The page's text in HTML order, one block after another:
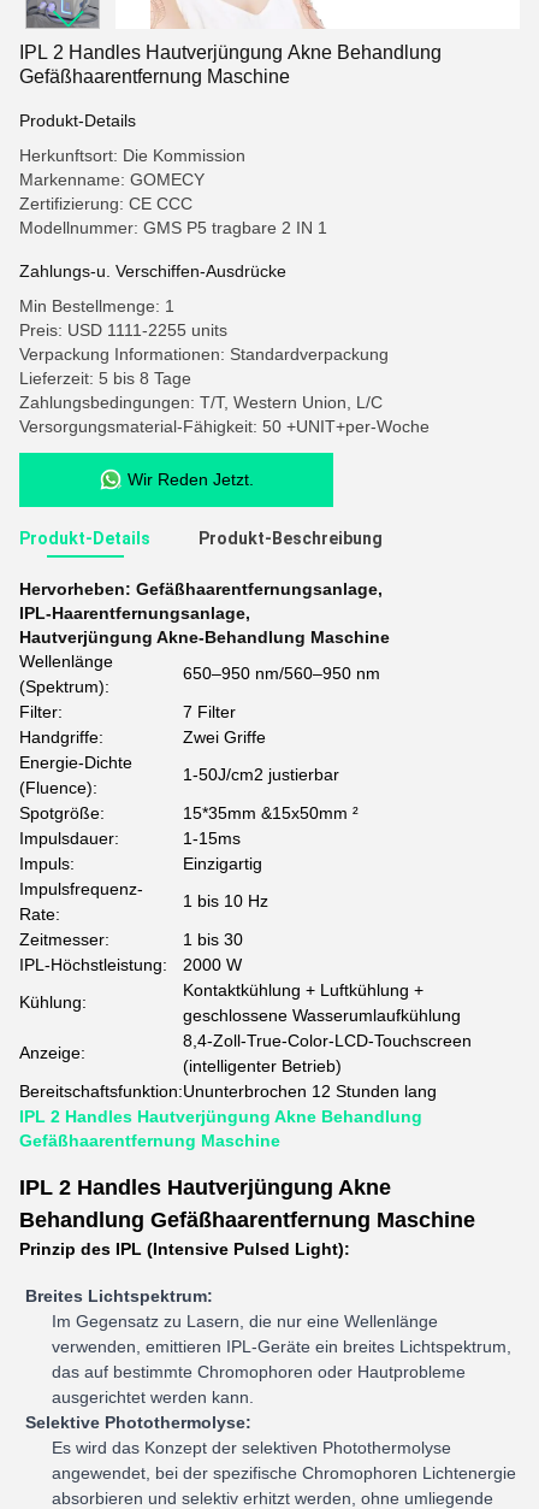
IPL 2 Handles Hautverjüngung Akne Behandlung
Gefäßhaarentfernung Maschine
Produkt-Details
Herkunftsort: Die Kommission
Markenname: GOMECY
Zertifizierung: CE CCC
Modellnummer: GMS P5 tragbare 2 IN 1
Zahlungs-u. Verschiffen-Ausdrücke
Min Bestellmenge: 1
Preis: USD 1111-2255 units
Verpackung Informationen: Standardverpackung
Lieferzeit: 5 bis 8 Tage
Zahlungsbedingungen: T/T, Western Union, L/C
Versorgungsmaterial-Fähigkeit: 50 +UNIT+per-Woche
Wir Reden Jetzt.
Produkt-Details Produkt-Beschreibung
Hervorheben: Gefäßhaarentfernungsanlage,
IPL-Haarentfernungsanlage,
Hautverjüngung Akne-Behandlung Maschine
Wellenlänge
(Spektrum):
650–950 nm/560–950 nm
Filter:
7 Filter
Handgriffe:
Zwei Griffe
Energie-Dichte
(Fluence):
1-50J/cm2 justierbar
Spotgröße:
15*35mm &15x50mm ²
Impulsdauer:
1-15ms
Impuls:
Einzigartig
Impulsfrequenz-
Rate:
1 bis 10 Hz
Zeitmesser:
1 bis 30
IPL-Höchstleistung:
2000 W
Kühlung:
Kontaktkühlung + Luftkühlung +
geschlossene Wasserumlaufkühlung
Anzeige:
8,4-Zoll-True-Color-LCD-Touchscreen
(intelligenter Betrieb)
Bereitschaftsfunktion:Ununterbrochen 12 Stunden lang
IPL 2 Handles Hautverjüngung Akne Behandlung
Gefäßhaarentfernung Maschine
IPL 2 Handles Hautverjüngung Akne
Behandlung Gefäßhaarentfernung Maschine
Prinzip des IPL (Intensive Pulsed Light):
Breites Lichtspektrum:
Im Gegensatz zu Lasern, die nur eine Wellenlänge
verwenden, emittieren IPL-Geräte ein breites Lichtspektrum,
das auf bestimmte Chromophoren oder Hautprobleme
ausgerichtet werden kann.
Selektive Photothermolyse:
Es wird das Konzept der selektiven Photothermolyse
angewendet, bei der spezifische Chromophoren Lichtenergie
absorbieren und selektiv erhitzt werden, ohne umliegende